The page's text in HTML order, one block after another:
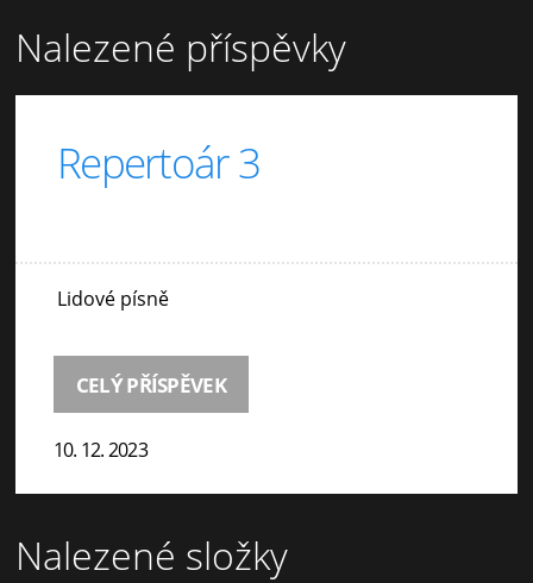
Nalezené příspěvky
Repertoár 3
Lidové písně
CELÝ PŘÍSPĚVEK
10. 12. 2023
Nalezené složky